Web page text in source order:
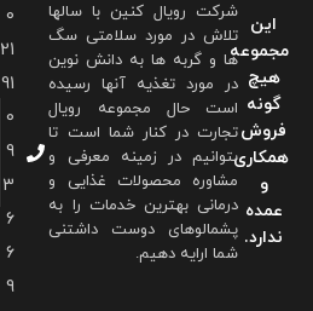
این
مجموعه
هیچ
گونه
فروش
همکاری
و
عمده
ندارد.
شرکت رویال کنین با سالها
تلاش در مورد سلامتی سگ
ها و گربه ها به دانش نوین
در مورد تغذیه آنها رسیده
است حال مجموعه رویال
تجارت در کنار شما است تا
بتوانیم در زمینه معرفی و
مشاوره محصولات غذایی و
درمانی بهترین خدمات را به
پشمالوهای دوست داشتنی
شما ارايه دهیم.
0
21
91
0
9
3
6
6
9